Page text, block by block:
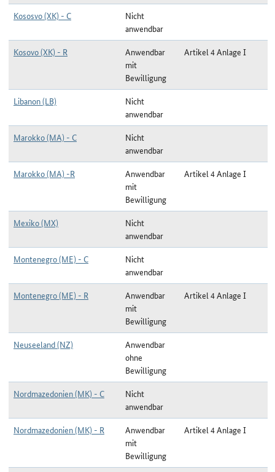
Kososvo (XK) - C
Nicht
anwendbar
Kosovo (XK) - R
Anwendbar
mit
Bewilligung
Artikel 4 Anlage I
Libanon (LB)
Nicht
anwendbar
Marokko (MA) - C
Nicht
anwendbar
Marokko (MA) -R
Anwendbar
mit
Bewilligung
Artikel 4 Anlage I
Mexiko (MX)
Nicht
anwendbar
Montenegro (ME) - C
Nicht
anwendbar
Montenegro (ME) - R
Anwendbar
mit
Bewilligung
Artikel 4 Anlage I
Neuseeland (NZ)
Anwendbar
ohne
Bewilligung
Nordmazedonien (MK) - C
Nicht
anwendbar
Nordmazedonien (MK) - R
Anwendbar
mit
Bewilligung
Artikel 4 Anlage I